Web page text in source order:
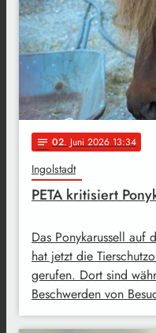
notes 02. Juni 2026 13:34
Ingolstadt
PETA kritisiert
Das Ponykarussell auf
hat jetzt die
gerufen. Dort sind
Beschwerden von